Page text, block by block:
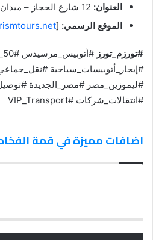
العنوان:
الموقع الرسمي: [
#تورزم_تورز
#إيجار_أتوبيسات_سياحية
#ليموزين_مصر #مصر_الجديدة
#انتقالات_شركات #VIP_Transport
اضافات مميزة في قمة الفخامة